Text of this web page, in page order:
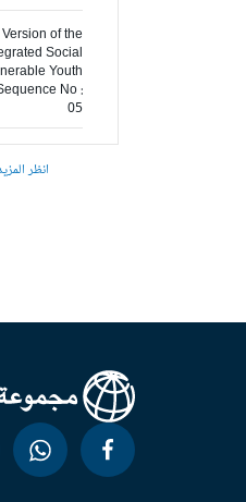
of the
Social
Youth
No :
05
انظر